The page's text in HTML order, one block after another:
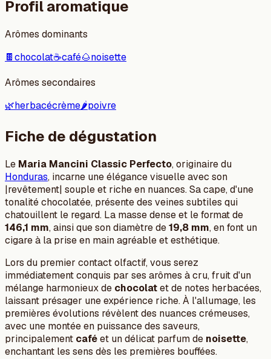
Profil aromatique
Arômes dominants
🍫chocolat☕café🌰noisette
Arômes secondaires
🌿herbacécrème🌶️poivre
Fiche de dégustation
Le Maria Mancini Classic Perfecto, originaire du
Honduras, incarne une élégance visuelle avec son
|revêtement| souple et riche en nuances. Sa cape, d'une
tonalité chocolatée, présente des veines subtiles qui
chatouillent le regard. La masse dense et le format de
146,1 mm, ainsi que son diamètre de19,8 mm, en font un
cigare à la prise en main agréable et esthétique.
Lors du premier contact olfactif, vous serez
immédiatement conquis par ses arômes à cru, fruit d'un
mélange harmonieux de chocolatet de notes herbacées,
laissant présager une expérience riche. À l'allumage, les
premières évolutions révèlent des nuances crémeuses,
avec une montée en puissance des saveurs,
principalement caféet un délicat parfum de noisette,
enchantant les sens dès les premières bouffées.